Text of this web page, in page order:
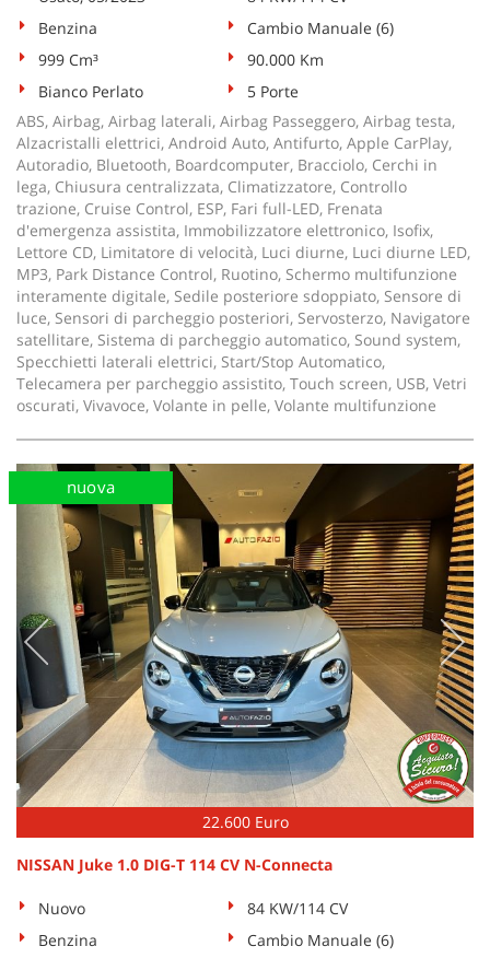
Benzina
Cambio Manuale (6)
999 Cm³
90.000 Km
Bianco Perlato
5 Porte
ABS, Airbag, Airbag laterali, Airbag Passeggero, Airbag testa,
Alzacristalli elettrici, Android Auto, Antifurto, Apple CarPlay,
Autoradio, Bluetooth, Boardcomputer, Bracciolo, Cerchi in
lega, Chiusura centralizzata, Climatizzatore, Controllo
trazione, Cruise Control, ESP, Fari full-LED, Frenata
d'emergenza assistita, Immobilizzatore elettronico, Isofix,
Lettore CD, Limitatore di velocità, Luci diurne, Luci diurne LED,
MP3, Park Distance Control, Ruotino, Schermo multifunzione
interamente digitale, Sedile posteriore sdoppiato, Sensore di
luce, Sensori di parcheggio posteriori, Servosterzo, Navigatore
satellitare, Sistema di parcheggio automatico, Sound system,
Specchietti laterali elettrici, Start/Stop Automatico,
Telecamera per parcheggio assistito, Touch screen, USB, Vetri
oscurati, Vivavoce, Volante in pelle, Volante multifunzione
22.600 Euro
nuova
NISSAN Juke 1.0 DIG-T 114 CV N-Connecta
Nuovo
84 KW/114 CV
Benzina
Cambio Manuale (6)
Cookie necessari
Cookie delle preferenze
Cookie per il miglioramento dell'esperienza utente
Cookie analitici
Cookie di marketing
Leggi
la
cookie
Salva
impostazioni